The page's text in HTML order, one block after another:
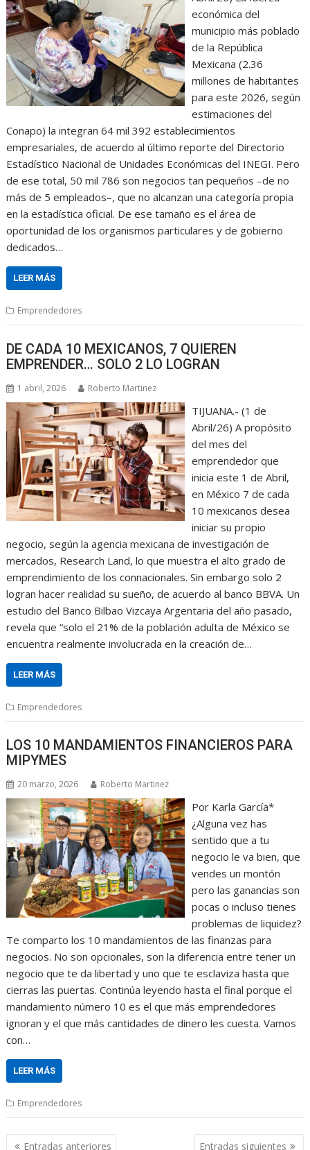
económica del
municipio más poblado
de la República
Mexicana (2.36
millones de habitantes
para este 2026, según
estimaciones del
Conapo) la integran 64 mil 392 establecimientos
empresariales, de acuerdo al último reporte del Directorio
Estadístico Nacional de Unidades Económicas del INEGI. Pero
de ese total, 50 mil 786 son negocios tan pequeños –de no
más de 5 empleados–, que no alcanzan una categoría propia
en la estadística oficial. De ese tamaño es el área de
oportunidad de los organismos particulares y de gobierno
dedicados…
LEER MÁS
Emprendedores
DE CADA 10 MEXICANOS, 7 QUIEREN
EMPRENDER… SOLO 2 LO LOGRAN
1 abril, 2026 Roberto Martinez
TIJUANA.- (1 de
Abril/26) A propósito
del mes del
emprendedor que
inicia este 1 de Abril,
en México 7 de cada
10 mexicanos desea
iniciar su propio
negocio, según la agencia mexicana de investigación de
mercados, Research Land, lo que muestra el alto grado de
emprendimiento de los connacionales. Sin embargo solo 2
logran hacer realidad su sueño, de acuerdo al banco BBVA. Un
estudio del Banco Bilbao Vizcaya Argentaria del año pasado,
revela que “solo el 21% de la población adulta de México se
encuentra realmente involucrada en la creación de…
LEER MÁS
Emprendedores
LOS 10 MANDAMIENTOS FINANCIEROS PARA
MIPYMES
20 marzo, 2026 Roberto Martinez
Por Karla García*
¿Alguna vez has
sentido que a tu
negocio le va bien, que
vendes un montón
pero las ganancias son
pocas o incluso tienes
problemas de liquidez?
Te comparto los 10 mandamientos de las finanzas para
negocios. No son opcionales, son la diferencia entre tener un
negocio que te da libertad y uno que te esclaviza hasta que
cierras las puertas. Continúa leyendo hasta el final porque el
mandamiento número 10 es el que más emprendedores
ignoran y el que más cantidades de dinero les cuesta. Vamos
con…
LEER MÁS
Emprendedores
Navegación
Entradas anteriores Entradas siguientes